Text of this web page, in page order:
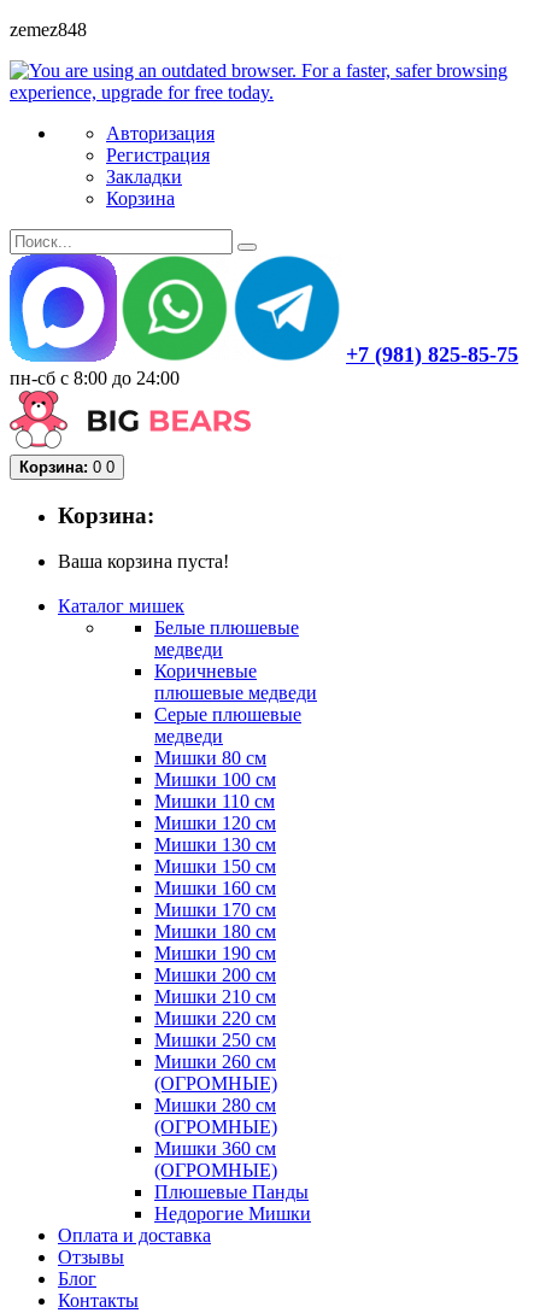
zemez848
Авторизация
Регистрация
Закладки
Корзина
+7 (981) 825-85-75
пн-сб с 8:00 до 24:00
Корзина: 0 0
Корзина:
Ваша корзина пуста!
Каталог мишек
Белые плюшевые
медведи
Коричневые
плюшевые медведи
Серые плюшевые
медведи
Мишки 80 см
Мишки 100 см
Мишки 110 см
Мишки 120 см
Мишки 130 см
Мишки 150 см
Мишки 160 см
Мишки 170 см
Мишки 180 см
Мишки 190 см
Мишки 200 см
Мишки 210 см
Мишки 220 см
Мишки 250 см
Мишки 260 см
(ОГРОМНЫЕ)
Мишки 280 см
(ОГРОМНЫЕ)
Мишки 360 см
(ОГРОМНЫЕ)
Плюшевые Панды
Недорогие Мишки
Оплата и доставка
Отзывы
Блог
Контакты